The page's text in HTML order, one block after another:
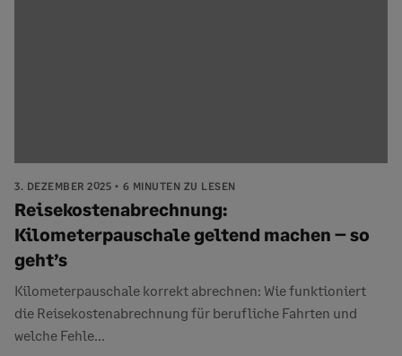
3. DEZEMBER 2025 6 MINUTEN ZU LESEN
Reisekostenabrechnung:
Kilometerpauschale geltend machen – so
geht’s
Kilometerpauschale korrekt abrechnen: Wie funktioniert
die Reisekostenabrechnung für berufliche Fahrten und
welche Fehle...